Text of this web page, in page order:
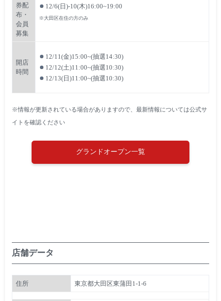
券配
布・
会員
募集
12/6(日)-10(木)16:00~19:00
※大田区在住の方のみ
開店
時間
12/11(金)15:00~(抽選14:30)
12/12(土)11:00~(抽選10:30)
12/13(日)11:00~(抽選10:30)
※情報が更新されている場合がありますので、最新情報については公式サ
イトを確認ください
グランドオープン一覧
店舗データ
住所 東京都大田区東蒲田1-1-6